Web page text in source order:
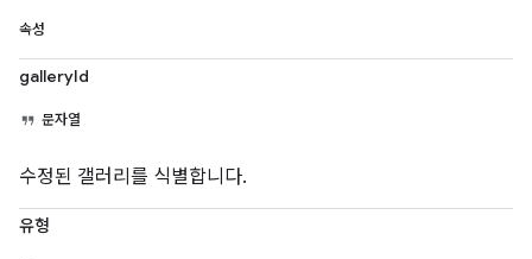
속성
galleryId
문자열
수정된 갤러리를 식별합니다.
유형